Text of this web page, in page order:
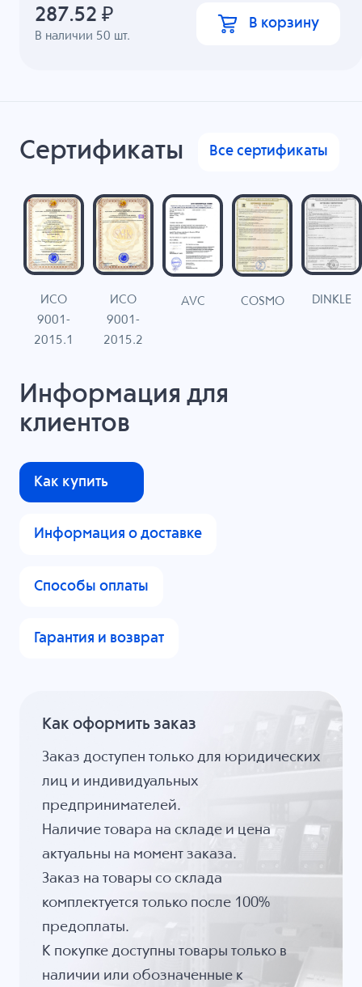
В наличии 50 шт.
287.52 ₽ В корзину
Сертификаты Все сертификаты
ИСО
9001-
2015.1
ИСО
9001-
2015.2
AVC COSMO DINKLE
Информация для
клиентов
Как купить
Информация о доставке
Способы оплаты
Гарантия и возврат
Как оформить заказ
Заказ доступен только для юридических
лиц и индивидуальных
предпринимателей.
Наличие товара на складе и цена
актуальны на момент заказа.
Заказ на товары со склада
комплектуется только после 100%
предоплаты.
К покупке доступны товары только в
наличии или обозначенные к